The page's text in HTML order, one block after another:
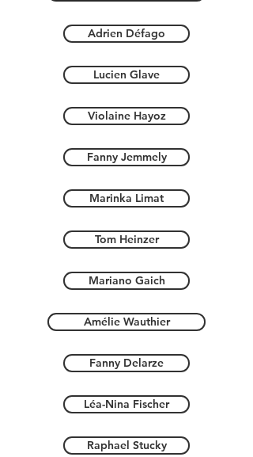
Adrien Défago
Lucien Glave
Violaine Hayoz
Fanny Jemmely
Marinka Limat
Tom Heinzer
Mariano Gaich
Amélie Wauthier
Fanny Delarze
Léa-Nina Fischer
Raphael Stucky